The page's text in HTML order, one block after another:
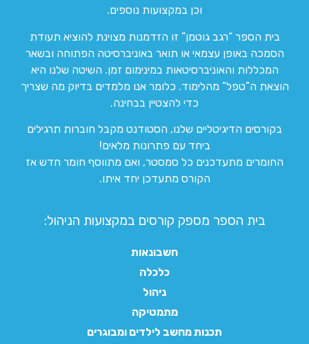
וכן במקצועות נוספים.
בית הספר “רגב גוטמן” זו הזדמנות מצוינת להוציא תעודת
הסמכה באופן עצמאי או תואר באוניברסיטה הפתוחה ובשאר
המכללות והאוניברסיטאות במינימום זמן. השיטה שלנו היא
הוצאת ה”טפל” מהלימוד. כלומר אנו מלמדים בדיוק מה שצריך
כדי להצטיין בבחינה.
בקורסים הדיגיטליים שלנו, הסטודנט מקבל חוברות תרגילים
ביחד עם פתרונות מלאים!
החומרים מתעדכנים כל סמסטר, ואם מתווסף חומר חדש אז
הקורס מתעדכן יחד איתו.
בית הספר מספק קורסים במקצועות הניהול:
חשבונאות
כלכלה
ניהול
מתמטיקה
תכנות מחשב לילדים ומבוגרים